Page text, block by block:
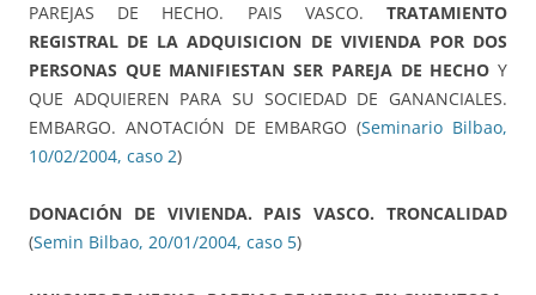
PAREJAS DE HECHO. PAIS VASCO. TRATAMIENTO
REGISTRAL DE LA ADQUISICION DE VIVIENDA POR DOS
PERSONAS QUE MANIFIESTAN SER PAREJA DE HECHO Y
QUE ADQUIEREN PARA SU SOCIEDAD DE GANANCIALES.
EMBARGO. ANOTACIÓN DE EMBARGO (Seminario Bilbao,
10/02/2004, caso 2)
DONACIÓN DE VIVIENDA. PAIS VASCO. TRONCALIDAD
(Semin Bilbao, 20/01/2004, caso 5)